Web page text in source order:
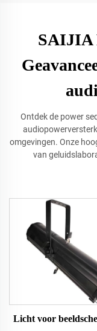
SAIJIA
Ontdek de power
omgevingen. Onze
van
Licht voor